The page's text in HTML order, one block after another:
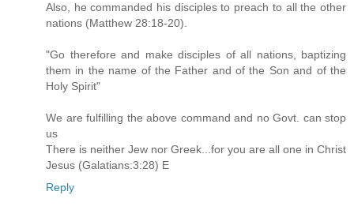
Also, he commanded his disciples to preach to all the other
nations (Matthew 28:18-20).
"Go therefore and make disciples of all nations, baptizing
them in the name of the Father and of the Son and of the
Holy Spirit"
We are fulfilling the above command and no Govt. can stop
us
There is neither Jew nor Greek...for you are all one in Christ
Jesus (Galatians:3:28) E
Reply